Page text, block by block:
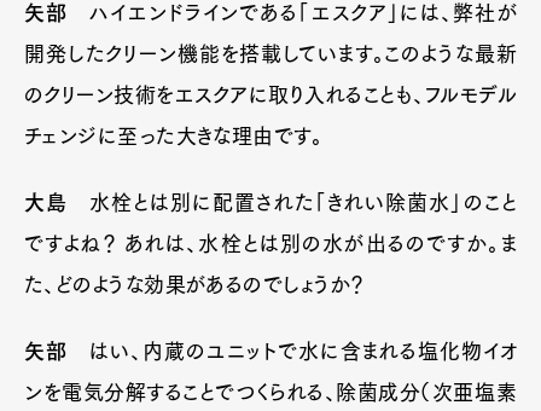
矢部ハイエンドラインである「エスクア」には、弊社が
開発したクリーン機能を搭載しています。このような最新
のクリーン技術をエスクアに取り入れることも、フルモデル
チェンジに至った大きな理由です。
大島 水栓とは別に配置された「きれい除菌水」のこと
ですよね？ あれは、水栓とは別の水が出るのですか。ま
た、どのような効果があるのでしょうか？
矢部 はい、内蔵のユニットで水に含まれる塩化物イオ
ンを電気分解することでつくられる、除菌成分（次亜塩素